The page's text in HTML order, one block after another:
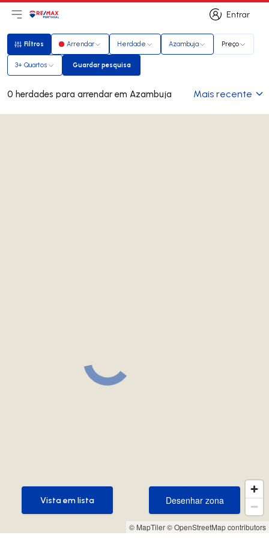
Entrar
Entrar
Abri menu principal
LogoIr para página inicial
Filtros
Filtros Arrendar Herdade Azambuja Preço
3+ Quartos Guardar pesquisa
Guardar pesquisa
0 herdades para arrendar em Azambuja Mais recente
© MapTiler© OpenStreetMap contributors
Desenhar zona
Desenhar zona
Vista em lista
Vista em lista